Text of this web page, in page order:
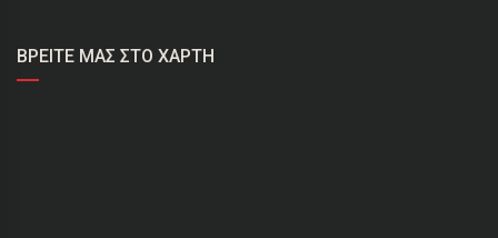
ΒΡΕΊΤΕ ΜΑΣ ΣΤΟ ΧΆΡΤΗ